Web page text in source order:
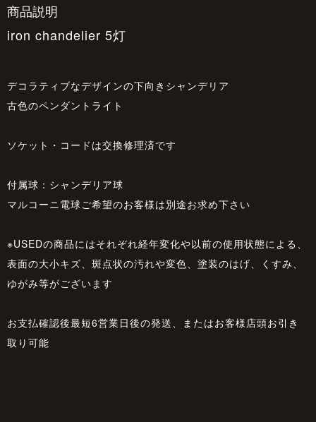
商品説明
iron chandelier 5灯
デコラティブなデザインの下向きシャンデリア
古色のペンダントライト
ソケット・コードは交換修理済です
付属球：シャンデリア球
マルコーニ電球ご希望のお客様は別途お求め下さい
※USEDの商品にはそれぞれ経年変化や以前の使用状態による、
表面の大小キズ、斑点状の汚れや変色、塗装のはげ、くすみ、
ゆがみ等がございます
お支払確認後最短6営業日後の発送、またはお客様店頭お引き
取り可能